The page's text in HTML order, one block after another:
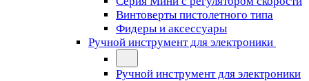
Винтоверты пистолетного типа
Фидеры и аксессуары
Ручной инструмент для электроники
Ручной инструмент для электроники